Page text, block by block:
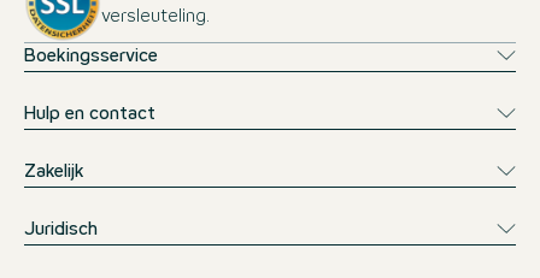
versleuteling.
Boekingsservice
Hulp en contact
Zakelijk
Juridisch